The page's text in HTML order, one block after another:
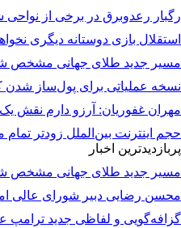
رگبار رعدوبرق در برخی از
استقلال بازی دوستانه دیگری
مسیر جدید طلای جهانی مشخص
نسخه عملیاتی برای پول‌ساز
مهران غفوریان: آرزو دارم نقش
حجم اینترنت بین‌الملل زودتر
پربازدیدترین اخبار
مسیر جدید طلای جهانی مشخص
محسن رضایی دبیر شورای عالی
گزافه‌گویی و لفاظی جدید ترامپ